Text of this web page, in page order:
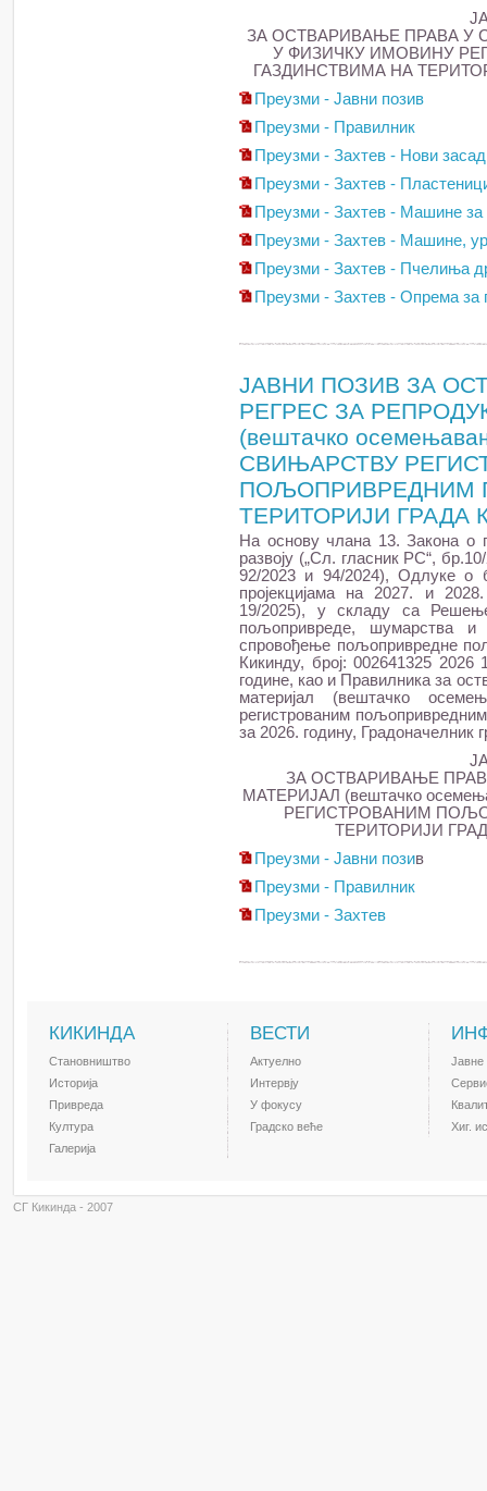
ЗА ОСТВАРИВАЊЕ ПРАВА У
У ФИЗИЧКУ ИМОВИНУ
ГАЗДИНСТВИМА НА
Преузми - Јавни позив
Преузми - Правилник
Преузми - Захтев - Нови
Преузми - Захтев -
Преузми - Захтев - Машине
Преузми - Захтев - Машине,
Преузми - Захтев - Пчелиња
Преузми - Захтев - Опрема за
ЈАВНИ ПОЗИВ ЗА
РЕГРЕС ЗА
(вештачко
СВИЊАРСТВУ
ПОЉОПРИВРЕДНИМ
ТЕРИТОРИЈИ ГРАДА
На основу члана 13. Закона о
развоју („Сл. гласник РС“,
92/2023 и 94/2024), Одлуке о
пројекцијама на 2027. и
19/2025), у складу са
пољопривреде, шумарства
спровођење пољопривредне
Кикинду, број: 002641325
године, као и Правилника за
материјал (вештачко
регистрованим
за 2026. годину, Градоначелник
ЗА ОСТВАРИВАЊЕ
МАТЕРИЈАЛ (вештачко
РЕГИСТРОВАНИМ
ТЕРИТОРИЈИ
Преузми - Јавни позив
Преузми - Правилник
Преузми - Захтев
КИКИНДА
Становништво
Историја
Привреда
Култура
Галерија
ВЕСТИ
Актуелно
Интервју
У фокусу
Градско веће
Јавне
Хиг.
СГ Кикинда - 2007